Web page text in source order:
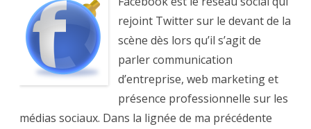
une
rejoint Twitter sur le devant de la
scène dès lors qu’il s’agit de
parler communication
d’entreprise, web marketing et
présence professionnelle sur les
médias sociaux. Dans la lignée de ma précédente